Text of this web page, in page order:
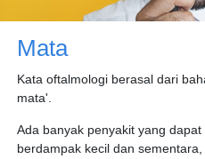
Pusat Kesehatan
Mata
Kata oftalmologi berasal dari
mata'.
Ada banyak penyakit yang
berdampak kecil dan